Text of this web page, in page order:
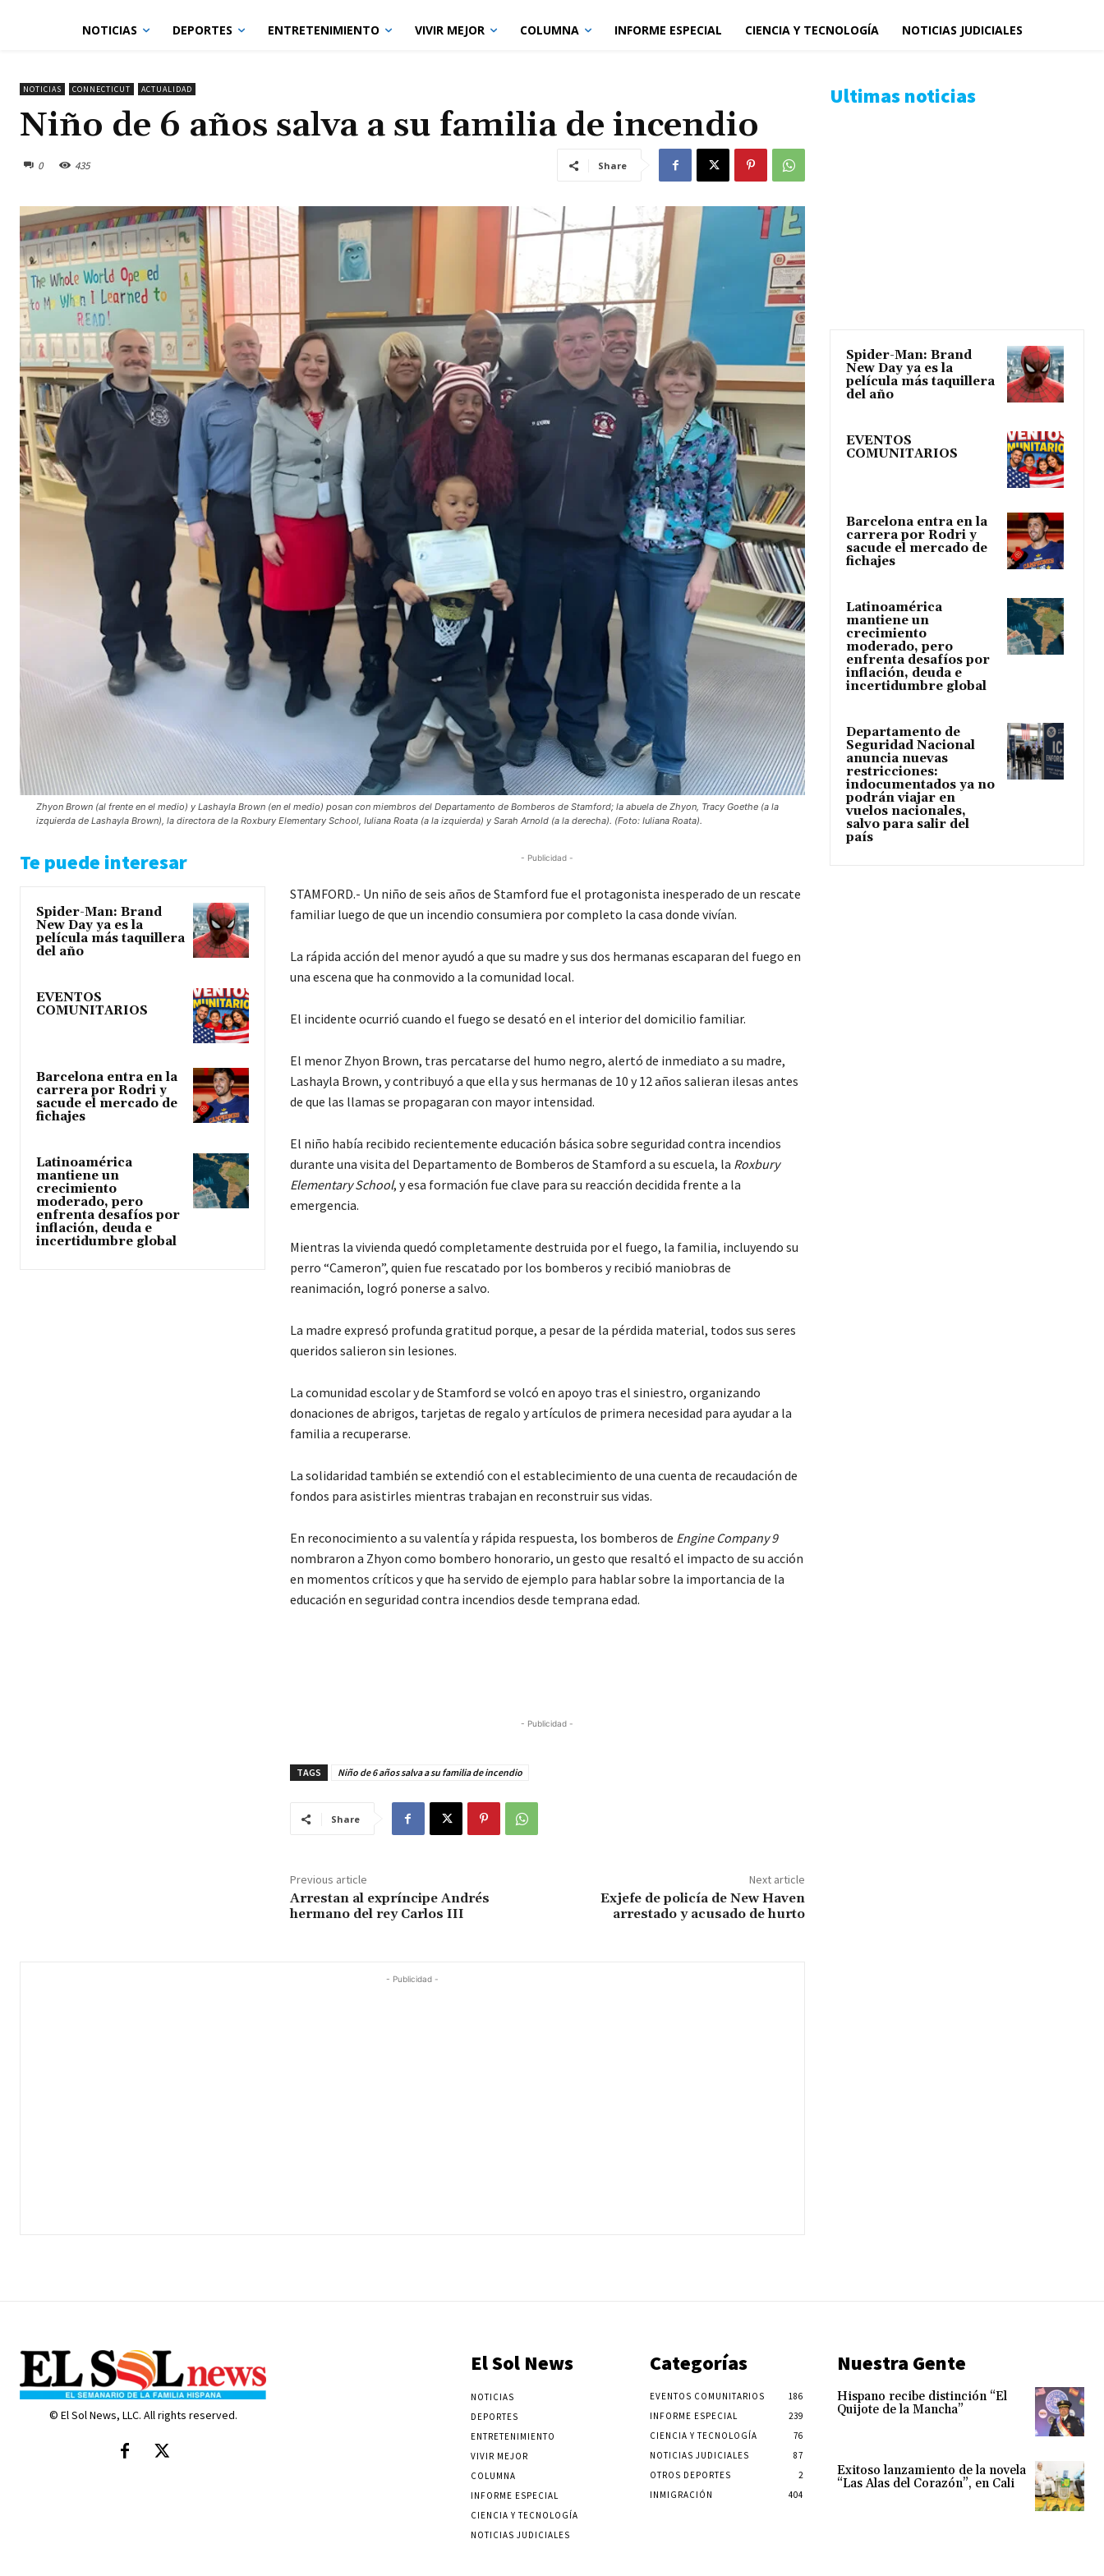
NOTICIAS DEPORTES ENTRETENIMIENTO VIVIR MEJOR COLUMNA INFORME ESPECIAL CIENCIA Y TECNOLOGÍA NOTICIAS JUDICIALES
NOTICIAS CONNECTICUT ACTUALIDAD
Niño de 6 años salva a su familia de incendio
0 435 Share
Zhyon Brown (al frente en el medio) y Lashayla Brown (en el medio) posan con miembros del Departamento de Bomberos de Stamford; la abuela de Zhyon, Tracy Goethe (a la
izquierda de Lashayla Brown), la directora de la Roxbury Elementary School, Iuliana Roata (a la izquierda) y Sarah Arnold (a la derecha). (Foto: Iuliana Roata).
Te puede interesar
Spider-Man: Brand
New Day ya es la
película más taquillera
del año
EVENTOS
COMUNITARIOS
Barcelona entra en la
carrera por Rodri y
sacude el mercado de
fichajes
Latinoamérica
mantiene un
crecimiento
moderado, pero
enfrenta desafíos por
inflación, deuda e
incertidumbre global
- Publicidad -
STAMFORD.- Un niño de seis años de Stamford fue el protagonista inesperado de un rescate
familiar luego de que un incendio consumiera por completo la casa donde vivían.
La rápida acción del menor ayudó a que su madre y sus dos hermanas escaparan del fuego en
una escena que ha conmovido a la comunidad local.
El incidente ocurrió cuando el fuego se desató en el interior del domicilio familiar.
El menor Zhyon Brown, tras percatarse del humo negro, alertó de inmediato a su madre,
Lashayla Brown, y contribuyó a que ella y sus hermanas de 10 y 12 años salieran ilesas antes
de que las llamas se propagaran con mayor intensidad.
El niño había recibido recientemente educación básica sobre seguridad contra incendios
durante una visita del Departamento de Bomberos de Stamford a su escuela, la Roxbury
Elementary School, y esa formación fue clave para su reacción decidida frente a la
emergencia.
Mientras la vivienda quedó completamente destruida por el fuego, la familia, incluyendo su
perro “Cameron”, quien fue rescatado por los bomberos y recibió maniobras de
reanimación, logró ponerse a salvo.
La madre expresó profunda gratitud porque, a pesar de la pérdida material, todos sus seres
queridos salieron sin lesiones.
La comunidad escolar y de Stamford se volcó en apoyo tras el siniestro, organizando
donaciones de abrigos, tarjetas de regalo y artículos de primera necesidad para ayudar a la
familia a recuperarse.
La solidaridad también se extendió con el establecimiento de una cuenta de recaudación de
fondos para asistirles mientras trabajan en reconstruir sus vidas.
En reconocimiento a su valentía y rápida respuesta, los bomberos de Engine Company 9
nombraron a Zhyon como bombero honorario, un gesto que resaltó el impacto de su acción
en momentos críticos y que ha servido de ejemplo para hablar sobre la importancia de la
educación en seguridad contra incendios desde temprana edad.
- Publicidad -
TAGS Niño de 6 años salva a su familia de incendio
Share
Previous article
Arrestan al expríncipe Andrés
hermano del rey Carlos III
Next article
Exjefe de policía de New Haven
arrestado y acusado de hurto
- Publicidad -
Ultimas noticias
Spider-Man: Brand
New Day ya es la
película más taquillera
del año
EVENTOS
COMUNITARIOS
Barcelona entra en la
carrera por Rodri y
sacude el mercado de
fichajes
Latinoamérica
mantiene un
crecimiento
moderado, pero
enfrenta desafíos por
inflación, deuda e
incertidumbre global
Departamento de
Seguridad Nacional
anuncia nuevas
restricciones:
indocumentados ya no
podrán viajar en
vuelos nacionales,
salvo para salir del
país
© El Sol News, LLC. All rights reserved.
El Sol News
NOTICIAS
DEPORTES
ENTRETENIMIENTO
VIVIR MEJOR
COLUMNA
INFORME ESPECIAL
CIENCIA Y TECNOLOGÍA
NOTICIAS JUDICIALES
Categorías
EVENTOS COMUNITARIOS
186
INFORME ESPECIAL
239
CIENCIA Y TECNOLOGÍA
76
NOTICIAS JUDICIALES
87
OTROS DEPORTES
2
INMIGRACIÓN
404
Nuestra Gente
Hispano recibe distinción “El
Quijote de la Mancha”
Exitoso lanzamiento de la novela
“Las Alas del Corazón”, en Cali